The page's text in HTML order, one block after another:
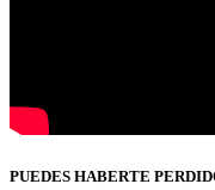
PUEDES HABERTE